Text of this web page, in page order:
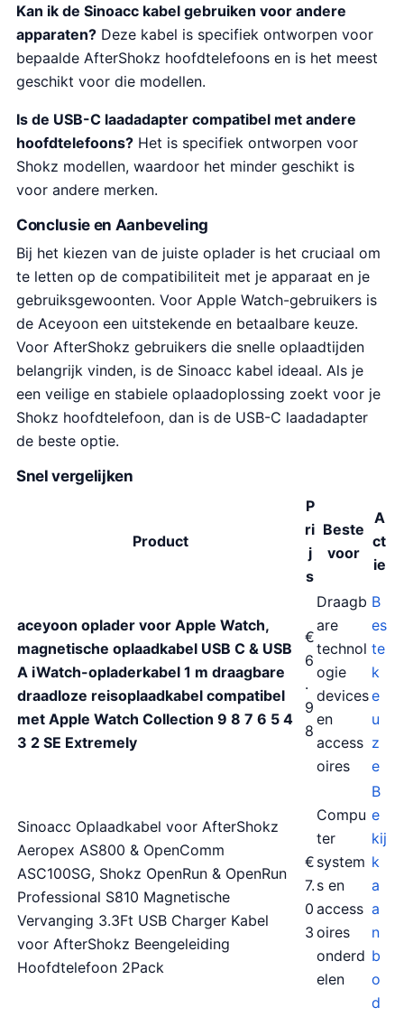
Kan ik de Sinoacc kabel gebruiken voor andere
apparaten? Deze kabel is specifiek ontworpen voor
bepaalde AfterShokz hoofdtelefoons en is het meest
geschikt voor die modellen.
Is de USB-C laadadapter compatibel met andere
hoofdtelefoons? Het is specifiek ontworpen voor
Shokz modellen, waardoor het minder geschikt is
voor andere merken.
Conclusie en Aanbeveling
Bij het kiezen van de juiste oplader is het cruciaal om
te letten op de compatibiliteit met je apparaat en je
gebruiksgewoonten. Voor Apple Watch-gebruikers is
de Aceyoon een uitstekende en betaalbare keuze.
Voor AfterShokz gebruikers die snelle oplaadtijden
belangrijk vinden, is de Sinoacc kabel ideaal. Als je
een veilige en stabiele oplaadoplossing zoekt voor je
Shokz hoofdtelefoon, dan is de USB-C laadadapter
de beste optie.
Snel vergelijken
Product
P
ri
j
s
Beste
voor
A
ct
ie
aceyoon oplader voor Apple Watch,
magnetische oplaadkabel USB C & USB
A iWatch-opladerkabel 1 m draagbare
draadloze reisoplaadkabel compatibel
met Apple Watch Collection 9 8 7 6 5 4
3 2 SE Extremely
€
6
.
9
8
Draagb
are
technol
ogie
devices
en
access
oires
B
es
te
k
e
u
z
e
Sinoacc Oplaadkabel voor AfterShokz
Aeropex AS800 & OpenComm
ASC100SG, Shokz OpenRun & OpenRun
Professional S810 Magnetische
Vervanging 3.3Ft USB Charger Kabel
voor AfterShokz Beengeleiding
Hoofdtelefoon 2Pack
€
7.
0
3
Compu
ter
system
s en
access
oires
onderd
elen
B
e
kij
k
a
a
n
b
o
d